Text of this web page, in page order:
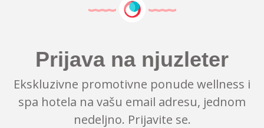
Prijava na njuzleter
Ekskluzivne promotivne ponude wellness i
spa hotela na vašu email adresu, jednom
nedeljno. Prijavite se.